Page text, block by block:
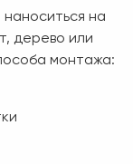
наноситься на
дерево или
монтажа: